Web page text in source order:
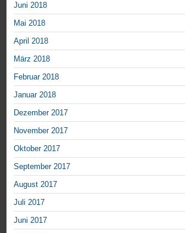
Juni 2018
Mai 2018
April 2018
März 2018
Februar 2018
Januar 2018
Dezember 2017
November 2017
Oktober 2017
September 2017
August 2017
Juli 2017
Juni 2017